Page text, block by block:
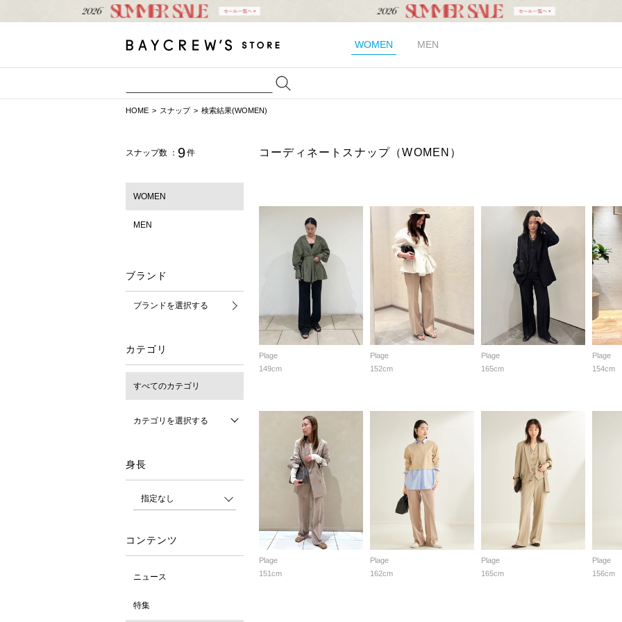
WOMEN MEN
HOME スナップ 検索結果(WOMEN)
スナップ数 ： 9件
WOMEN
MEN
ブランド
ブランドを選択する
カテゴリ
すべてのカテゴリ
カテゴリを選択する
身長
コンテンツ
ニュース
特集
コーディネートスナップ（WOMEN）
Plage
149cm
Plage
152cm
Plage
165cm
Plage
154cm
Plage
151cm
Plage
162cm
Plage
165cm
Plage
156cm